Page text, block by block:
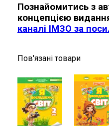
Познайомитись з
концепцією
каналі ІМЗО за
Пов'язані товари